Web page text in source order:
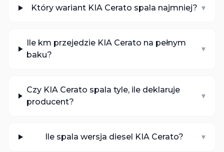
Który wariant KIA Cerato spala najmniej? ▾
Ile km przejedzie KIA Cerato na pełnym
baku?
▾
Czy KIA Cerato spala tyle, ile deklaruje
producent?
▾
Ile spala wersja diesel KIA Cerato? ▾